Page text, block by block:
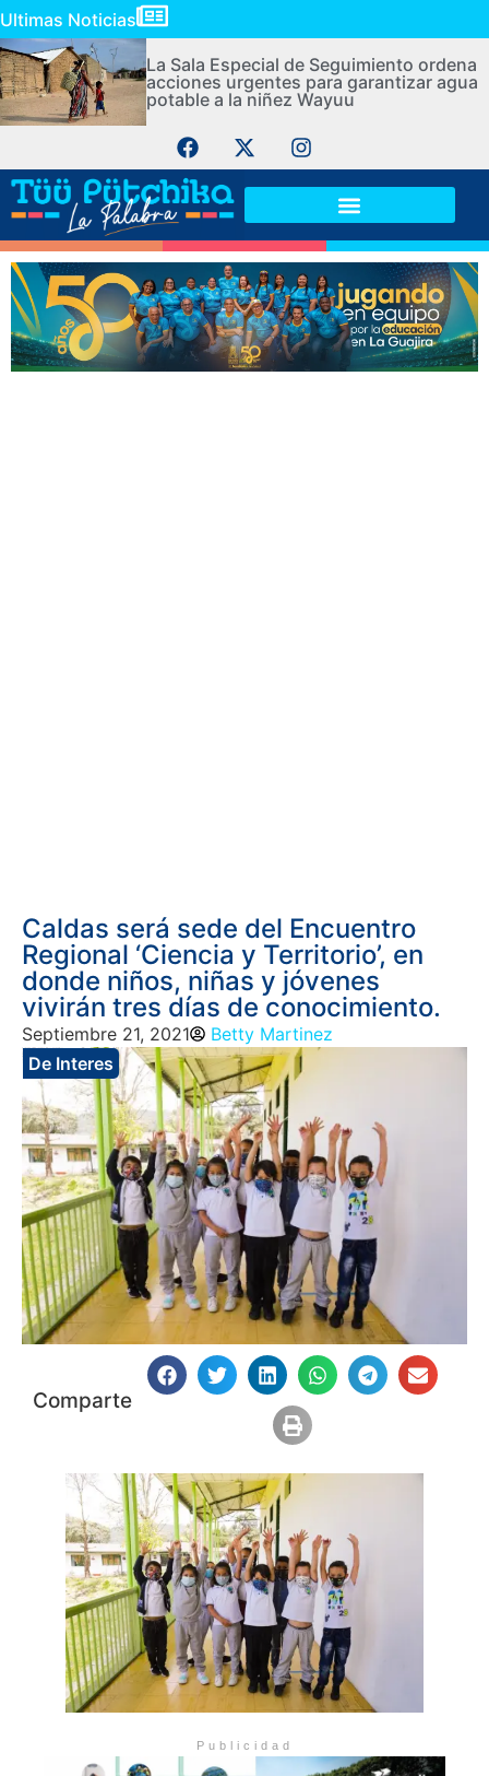
Ultimas Noticias
La Sala Especial de Seguimiento ordena
acciones urgentes para garantizar agua
potable a la niñez Wayuu
Caldas será sede del Encuentro
Regional ‘Ciencia y Territorio’, en
donde niños, niñas y jóvenes
vivirán tres días de conocimiento.
Septiembre 21, 2021
Betty Martinez
De Interes
Comparte
Publicidad